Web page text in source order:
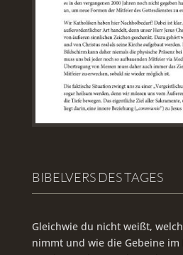
BIBELVERS DES TAGES
Gleichwie du nicht weißt,
nimmt und wie die Gebeine